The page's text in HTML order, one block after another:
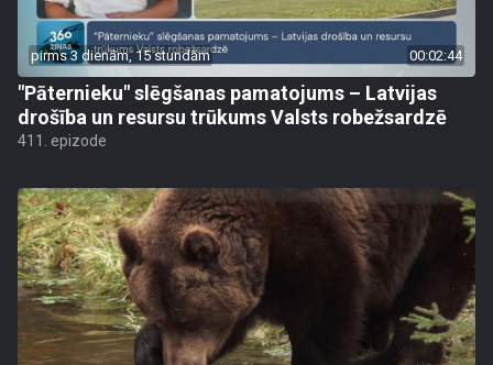
pirms 3 dienām, 15 stundām 00:02:44
"Pāternieku" slēgšanas pamatojums – Latvijas
drošība un resursu trūkums Valsts robežsardzē
411. epizode